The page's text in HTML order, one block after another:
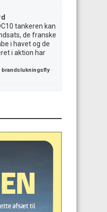
tankeren kan
de franske
i havet og de
i aktion har
brandslukningsfly ·